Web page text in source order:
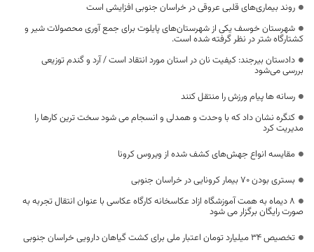
روند بیماری‌های قلبی عروقی در خراسان جنوبی افزایشی است
شهرستان خوسف یکی از شهرستان‌های پایلوت برای جمع آوری محصولات شیر و
کشتارگاه شتر در نظر گرفته شده است.
دادستان بیرجند: کیفیت نان در استان مورد انتقاد است / آرد و گندم توزیعی
بررسی می‌شود
رسانه ها پیام ورزش را منتقل کنند
کنگره نشان داد که با وحدت و همدلی و انسجام می شود سخت ترین کارها را
مدیریت کرد
مقایسه انواع جهش‌های کشف شده از ویروس کرونا
بستری بودن 70 بیمار کرونایی در خراسان جنوبی
۸ دیماه به همت آموزشگاه ازاد عکاسخانه کارگاه عکاسی با عنوان انتقال تجربه به
صورت رایگان برگزار می شود
تخصیص ۳۴ میلیارد تومان اعتبار ملی برای کشت گیاهان دارویی خراسان جنوبی